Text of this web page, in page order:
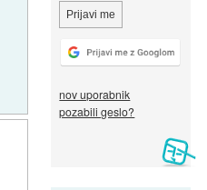
nov uporabnik
pozabili geslo?